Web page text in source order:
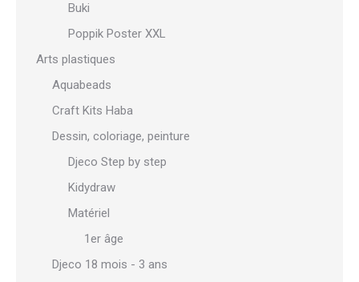
Buki
Poppik Poster XXL
Arts plastiques
Aquabeads
Craft Kits Haba
Dessin, coloriage, peinture
Djeco Step by step
Kidydraw
Matériel
1er âge
Djeco 18 mois - 3 ans